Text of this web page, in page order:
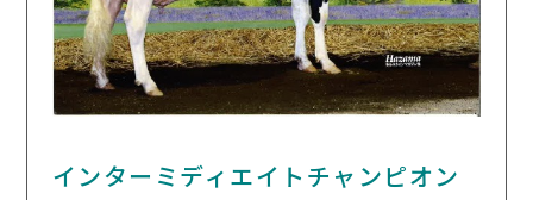
インターミディエイトチャンピオン